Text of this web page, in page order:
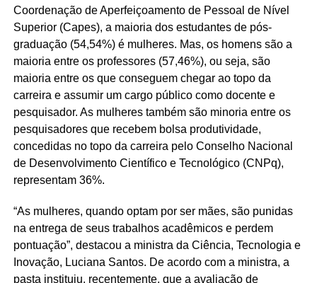
Coordenação de Aperfeiçoamento de Pessoal de Nível
Superior (Capes), a maioria dos estudantes de pós-
graduação (54,54%) é mulheres. Mas, os homens são a
maioria entre os professores (57,46%), ou seja, são
maioria entre os que conseguem chegar ao topo da
carreira e assumir um cargo público como docente e
pesquisador. As mulheres também são minoria entre os
pesquisadores que recebem bolsa produtividade,
concedidas no topo da carreira pelo Conselho Nacional
de Desenvolvimento Científico e Tecnológico (CNPq),
representam 36%.
“As mulheres, quando optam por ser mães, são punidas
na entrega de seus trabalhos acadêmicos e perdem
pontuação”, destacou a ministra da Ciência, Tecnologia e
Inovação, Luciana Santos. De acordo com a ministra, a
pasta instituiu, recentemente, que a avaliação de